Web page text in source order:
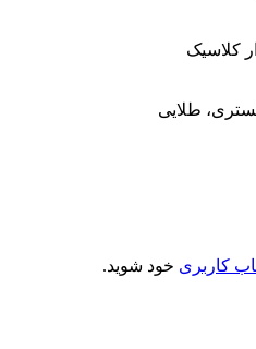
کلاسیک
طلایی
کاربریخود شوید.